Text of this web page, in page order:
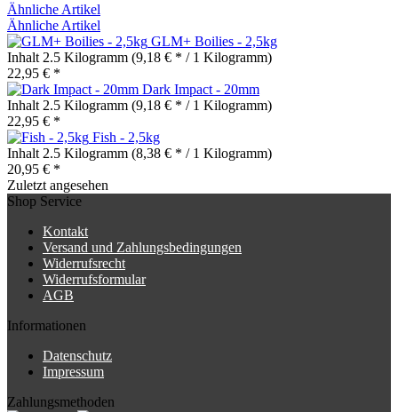
Ähnliche Artikel
Ähnliche Artikel
GLM+ Boilies - 2,5kg
Inhalt 2.5 Kilogramm (9,18 € * / 1 Kilogramm)
22,95 € *
Dark Impact - 20mm
Inhalt 2.5 Kilogramm (9,18 € * / 1 Kilogramm)
22,95 € *
Fish - 2,5kg
Inhalt 2.5 Kilogramm (8,38 € * / 1 Kilogramm)
20,95 € *
Zuletzt angesehen
Shop Service
Kontakt
Versand und Zahlungsbedingungen
Widerrufsrecht
Widerrufsformular
AGB
Informationen
Datenschutz
Impressum
Zahlungsmethoden